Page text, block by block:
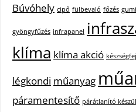
Búvóhely cipő fülbevaló főzés gumi
gyöngyfűzés infrapanel
klíma klíma akció
légkondi műanyag
páramentesítő párátlanító